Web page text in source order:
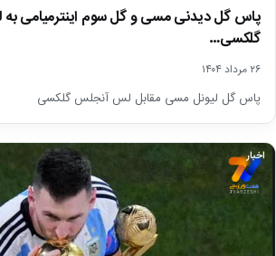
پاس گل دیدنی مسی و گل سوم اینترمیامی
گلکسی…
۲۶ مرداد ۱۴۰۴
پاس گل لیونل مسی مقابل لس آنجلس گلکسی
اخبار